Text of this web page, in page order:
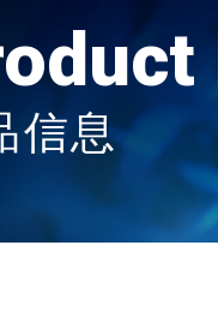
信息